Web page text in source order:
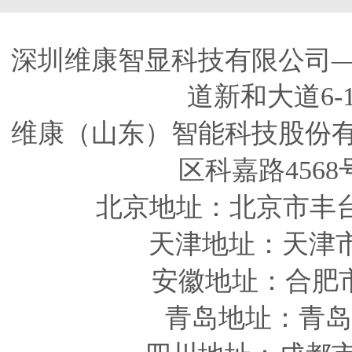
深圳维康智显科技有限公
道新和大道6-
维康（山东）智能科技股
区科嘉路
北京地址：北京市丰
天津地址 ：天津
安徽地址 ：合
青岛地址 ：青